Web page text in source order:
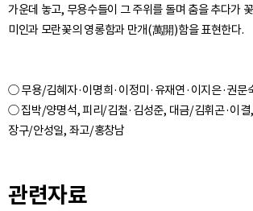
가운데 놓고, 무용수들이 그 주위를 돌며 춤을 추다가
○ 무용/김혜자·이명희·이정미·유재연·이지은·권문
○ 집박/양명석, 피리/김철·김성준, 대금/김휘곤·이결
관련자료